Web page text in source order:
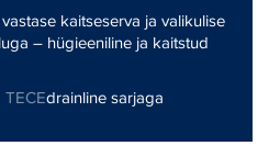
kaitseserva ja valikulise
– hügieeniline ja kaitstud
TECEdrainline sarjaga